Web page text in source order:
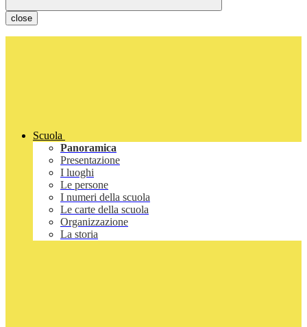
close
Scuola
Panoramica
Presentazione
I luoghi
Le persone
I numeri della scuola
Le carte della scuola
Organizzazione
La storia